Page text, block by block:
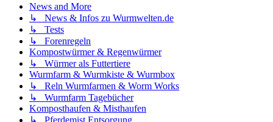
News and More
↳ News & Infos zu Wurmwelten.de
↳ Tests
↳ Forenregeln
Kompostwürmer & Regenwürmer
↳ Würmer als Futtertiere
Wurmfarm & Wurmkiste & Wurmbox
↳ Reln Wurmfarmen & Worm Works
↳ Wurmfarm Tagebücher
Komposthaufen & Misthaufen
↳ Pferdemist Entsorgung